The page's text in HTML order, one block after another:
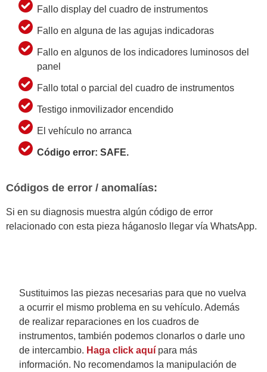
Fallo display del cuadro de instrumentos
Fallo en alguna de las agujas indicadoras
Fallo en algunos de los indicadores luminosos del
panel
Fallo total o parcial del cuadro de instrumentos
Testigo inmovilizador encendido
El vehículo no arranca
Código error: SAFE.
Códigos de error / anomalías:
Si en su diagnosis muestra algún código de error
relacionado con esta pieza háganoslo llegar vía WhatsApp.
Sustituimos las piezas necesarias para que no vuelva
a ocurrir el mismo problema en su vehículo. Además
de realizar reparaciones en los cuadros de
instrumentos, también podemos clonarlos o darle uno
de intercambio. Haga click aquí para más
información. No recomendamos la manipulación de